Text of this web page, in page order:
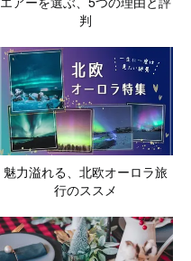
判
魅力溢れる、北欧オーロラ旅
行のススメ